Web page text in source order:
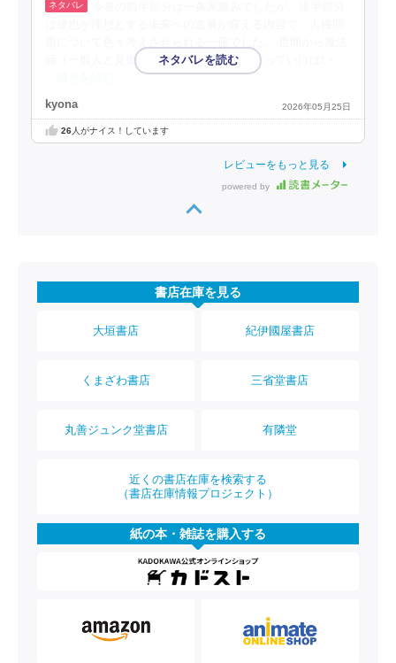
師（一般人と見做されない人々）をどう守っていけばい
kyona 2026年05月25日
26人がナイス！しています
レビューをもっと見る
powered by
書店在庫を見る
大垣書店 紀伊國屋書店
くまざわ書店 三省堂書店
丸善ジュンク堂書店 有隣堂
近くの書店在庫を検索する
（書店在庫情報プロジェクト）
紙の本・雑誌を購入する